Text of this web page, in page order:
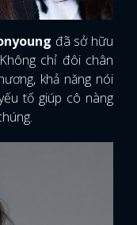
đã sở hữu
chỉ đôi chân
khả năng nói
tố giúp cô nàng